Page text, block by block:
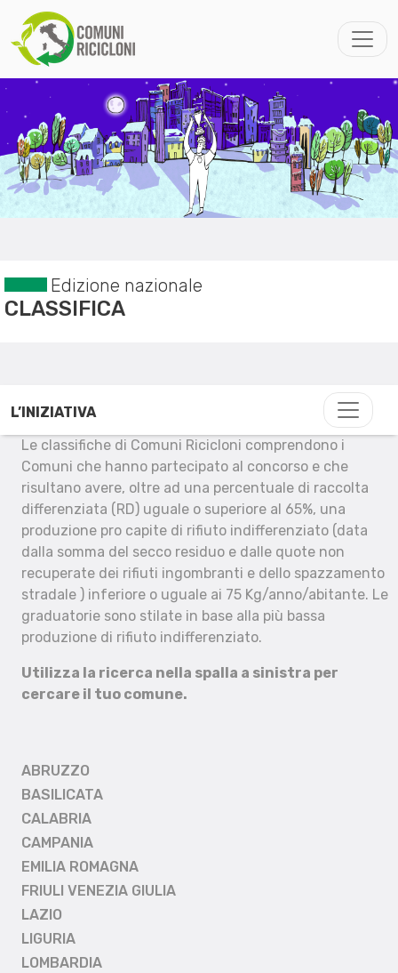
Edizione nazionale
CLASSIFICA
L’INIZIATIVA
Le classifiche di Comuni Ricicloni comprendono i
Comuni che hanno partecipato al concorso e che
risultano avere, oltre ad una percentuale di raccolta
differenziata (RD) uguale o superiore al 65%, una
produzione pro capite di rifiuto indifferenziato (data
dalla somma del secco residuo e dalle quote non
recuperate dei rifiuti ingombranti e dello spazzamento
stradale ) inferiore o uguale ai 75 Kg/anno/abitante. Le
graduatorie sono stilate in base alla più bassa
produzione di rifiuto indifferenziato.
Utilizza la ricerca nella spalla a sinistra per
cercare il tuo comune.
ABRUZZO
BASILICATA
CALABRIA
CAMPANIA
EMILIA ROMAGNA
FRIULI VENEZIA GIULIA
LAZIO
LIGURIA
LOMBARDIA